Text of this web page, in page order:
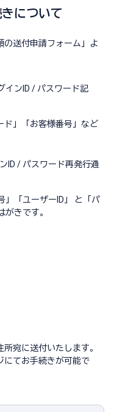
について
の送付申請フォーム」よ
インID / パスワード記
ド」「お客様番号」など
ID / パスワード再発行通
」「ユーザーID」 と「パ
きです。
宛に送付いたします。
にてお手続きが可能で